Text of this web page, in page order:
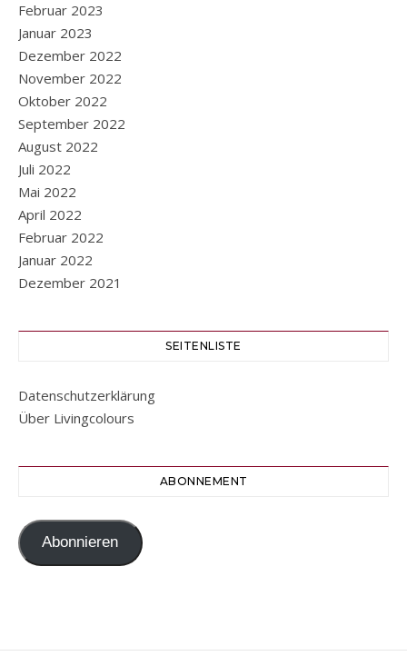
Februar 2023
Januar 2023
Dezember 2022
November 2022
Oktober 2022
September 2022
August 2022
Juli 2022
Mai 2022
April 2022
Februar 2022
Januar 2022
Dezember 2021
SEITENLISTE
Datenschutzerklärung
Über Livingcolours
ABONNEMENT
Abonnieren